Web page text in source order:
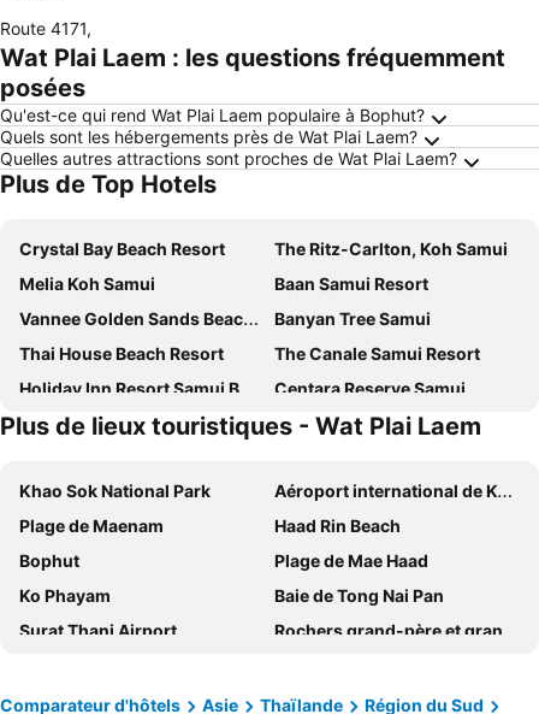
Route 4171,
Wat Plai Laem : les questions fréquemment
posées
Qu'est-ce qui rend Wat Plai Laem populaire à Bophut?
Quels sont les hébergements près de Wat Plai Laem?
Quelles autres attractions sont proches de Wat Plai Laem?
Plus de Top Hotels
Crystal Bay Beach Resort
The Ritz-Carlton, Koh Samui
Melia Koh Samui
Baan Samui Resort
Vannee Golden Sands Beachfront Resort
Banyan Tree Samui
Thai House Beach Resort
The Canale Samui Resort
Holiday Inn Resort Samui Bophut Beach By Ihg
Centara Reserve Samui
Outrigger Koh Samui Beach Resort
Centara Villas Samui
InterContinental Koh Samui Resort by IHG
White Sand Samui Resort
Karma Resort
The Privilege Hotel Ezra Beach Club
Vana Belle, a Luxury Collection Resort, Koh Samui
Chaweng Noi Pool Villa
Lamai Coconut Beach Resort
Mercure Samui Chaweng Tana
Summer Luxury Beach Resort & Spa
Kimpton Kitalay Samui By Ihg
Sasitara Residence
Florist Resort
Plus de lieux touristiques - Wat Plai Laem
Khao Sok National Park
Aéroport international de Ko Samui
Plage de Maenam
Haad Rin Beach
Bophut
Plage de Mae Haad
Ko Phayam
Baie de Tong Nai Pan
Surat Thani Airport
Rochers grand-père et grand-mère
Marché de Chumphon
Wat Plai Laem
Comparateur d'hôtels Asie Thaïlande
Région du Sud